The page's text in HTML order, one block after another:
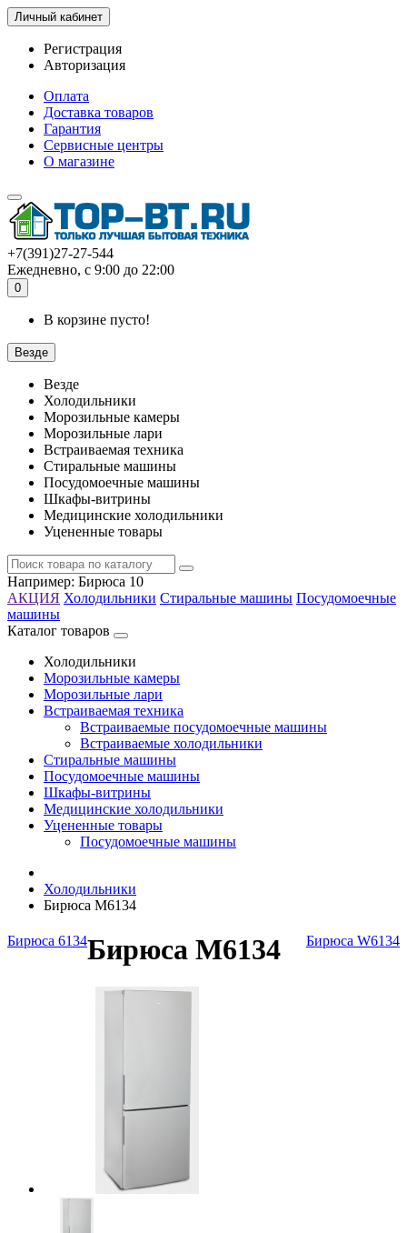
Личный кабинет
Регистрация
Авторизация
Оплата
Доставка товаров
Гарантия
Сервисные центры
О магазине
+7(391)27-27-544
Ежедневно, с 9:00 до 22:00
0
В корзине пусто!
Везде
Везде
Холодильники
Морозильные камеры
Морозильные лари
Встраиваемая техника
Стиральные машины
Посудомоечные машины
Шкафы-витрины
Медицинские холодильники
Уцененные товары
Например: Бирюса 10
АКЦИЯ Холодильники Стиральные машины Посудомоечные
машины
Каталог товаров
Холодильники
Морозильные камеры
Морозильные лари
Встраиваемая техника
Встраиваемые посудомоечные машины
Встраиваемые холодильники
Стиральные машины
Посудомоечные машины
Шкафы-витрины
Медицинские холодильники
Уцененные товары
Посудомоечные машины
Холодильники
Бирюса M6134
Бирюса 6134 Бирюса W6134
Бирюса M6134